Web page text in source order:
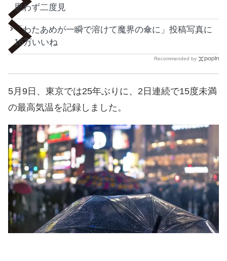
思わず二度見
「わたあめが一瞬で溶けて魔界の傘に」投稿写真に
16万いいね
Recommended by
5月9日、東京では25年ぶりに、2日連続で15度未満
の最高気温を記録しました。